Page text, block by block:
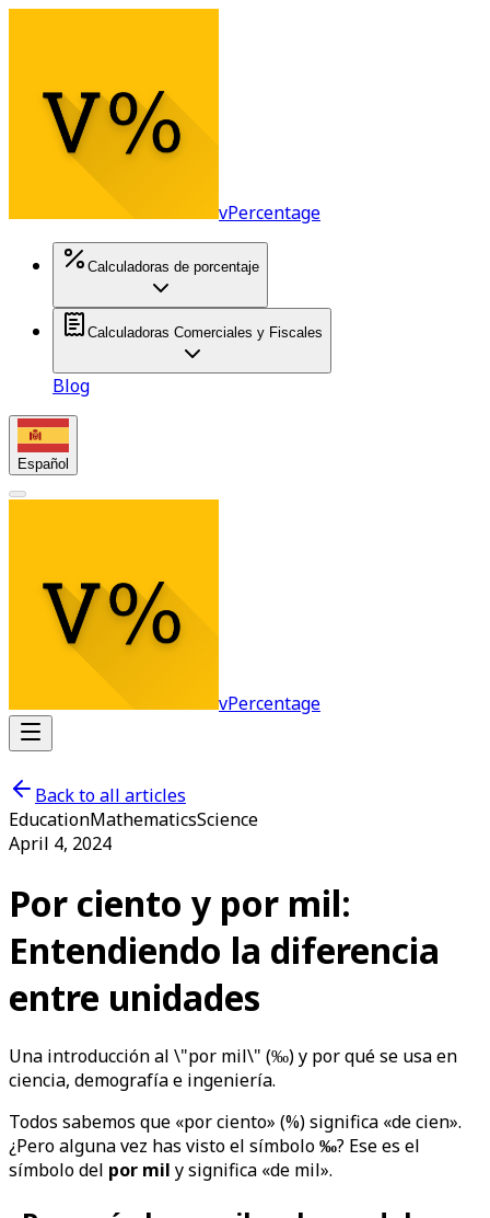
vPercentage
Calculadoras de porcentaje
Calculadoras Comerciales y Fiscales
Blog
Español
vPercentage
Back to all articles
EducationMathematicsScience
April 4, 2024
Por ciento y por mil:
Entendiendo la diferencia
entre unidades
Una introducción al \"por mil\" (‰) y por qué se usa en
ciencia, demografía e ingeniería.
Todos sabemos que «por ciento» (%) significa «de cien».
¿Pero alguna vez has visto el símbolo‰? Ese es el
símbolo del por mil y significa «de mil».